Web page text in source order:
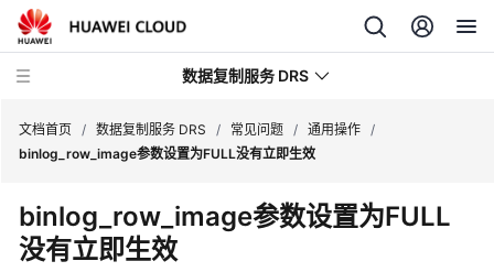
数据复制服务 DRS
新
动
文档首页 / 数据复制服务 DRS / 常见问题 / 通用操作 /
binlog_row_image参数设置为FULL没有立即生效
binlog_row_image参数设置为FULL
没有立即生效